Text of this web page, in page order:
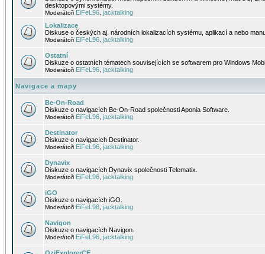
desktopovými systémy.
Moderátoři EiFeL96 jacktalking
Lokalizace
Diskuse o českých aj. národních lokalizacích systému, aplikací a nebo
Moderátoři EiFeL96 jacktalking
Ostatní
Diskuze o ostatních tématech souvisejících se softwarem pro Windows
Moderátoři EiFeL96 jacktalking
Navigace a mapy
Be-On-Road
Diskuze o navigacích Be-On-Road společnosti Aponia Software.
Moderátoři EiFeL96 jacktalking
Destinator
Diskuze o navigacích Destinator.
Moderátoři EiFeL96 jacktalking
Dynavix
Diskuze o navigacích Dynavix společnosti Telematix.
Moderátoři EiFeL96 jacktalking
iGO
Diskuze o navigacích iGO.
Moderátoři EiFeL96 jacktalking
Navigon
Diskuze o navigacích Navigon.
Moderátoři EiFeL96 jacktalking